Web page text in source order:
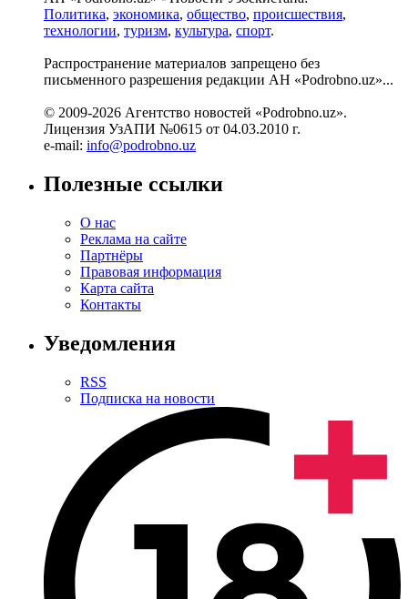
Политика, экономика, общество, происшествия,
технологии, туризм, культура, спорт.
Распространение материалов запрещено без
письменного разрешения редакции АН «Podrobno.uz»...
© 2009-2026 Агентство новостей «Podrobno.uz».
Лицензия УзАПИ №0615 от 04.03.2010 г.
e-mail: info@podrobno.uz
Полезные ссылки
О нас
Реклама на сайте
Партнёры
Правовая информация
Карта сайта
Контакты
Уведомления
RSS
Подписка на новости